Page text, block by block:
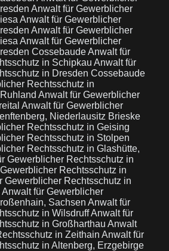
Anwalt für Gewerblicher
Anwalt für Gewerblicher
Anwalt für Gewerblicher
Anwalt für Gewerblicher
CossebaudeAnwalt für
in Schipkau Anwalt für
in Dresden Cossebaude
Rechtsschutz in
Anwalt für Gewerblicher
Anwalt für Gewerblicher
Niederlausitz Brieske
Rechtsschutz in Geising
Rechtsschutz in Stolpen
Rechtsschutz in Glashütte,
Gewerblicher Rechtsschutz in
Rechtsschutz in
Gewerblicher Rechtsschutz in
Anwalt für Gewerblicher
Sachsen Anwalt für
in WilsdruffAnwalt für
in Großharthau Anwalt
in Zeithain Anwalt für
in Altenberg, Erzgebirge